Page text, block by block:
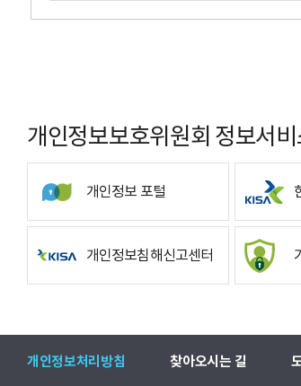
개인정보보호위원회 정보서
개인정보 포털
개인정보침해신고센터
개인정보처리방침 찾아오시는 길